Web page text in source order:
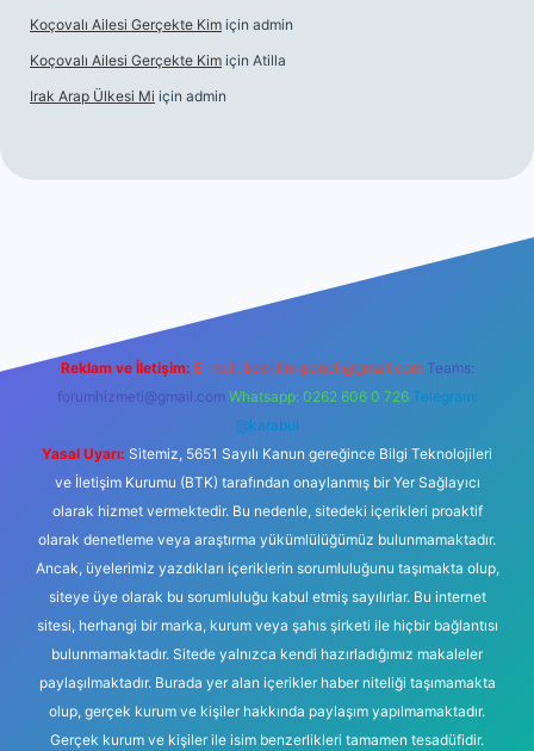
Koçovalı Ailesi Gerçekte Kim için admin
Koçovalı Ailesi Gerçekte Kim için Atilla
Irak Arap Ülkesi Mi için admin
Reklam ve İletişim: E-mail: backlinkpaneli@gmail.com Teams:
forumhizmeti@gmail.com Whatsapp: 0262 606 0 726 Telegram:
@karabul
Yasal Uyarı: Sitemiz, 5651 Sayılı Kanun gereğince Bilgi Teknolojileri
ve İletişim Kurumu (BTK) tarafından onaylanmış bir Yer Sağlayıcı
olarak hizmet vermektedir. Bu nedenle, sitedeki içerikleri proaktif
olarak denetleme veya araştırma yükümlülüğümüz bulunmamaktadır.
Ancak, üyelerimiz yazdıkları içeriklerin sorumluluğunu taşımakta olup,
siteye üye olarak bu sorumluluğu kabul etmiş sayılırlar. Bu internet
sitesi, herhangi bir marka, kurum veya şahıs şirketi ile hiçbir bağlantısı
bulunmamaktadır. Sitede yalnızca kendi hazırladığımız makaleler
paylaşılmaktadır. Burada yer alan içerikler haber niteliği taşımamakta
olup, gerçek kurum ve kişiler hakkında paylaşım yapılmamaktadır.
Gerçek kurum ve kişiler ile isim benzerlikleri tamamen tesadüfidir.